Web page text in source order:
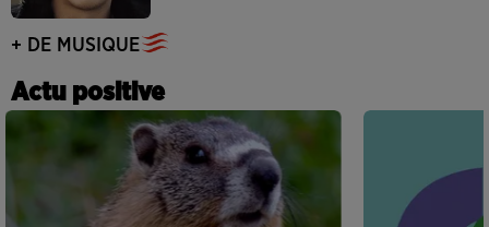
+ DE MUSIQUE
Actu positive